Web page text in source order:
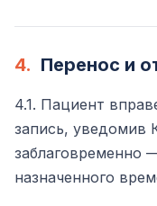
4. Перенос и
4.1. Пациент
запись, уведомив
заблаговременно
назначенного